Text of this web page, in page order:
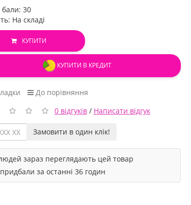
бали: 30
На складі
КУПИТИ
КУПИТИ В КРЕДИТ
До порівняння
0 відгуків/ Написати відгук
Замовити в один клік!
зараз переглядають цей товар
придбали за останні 36 годин